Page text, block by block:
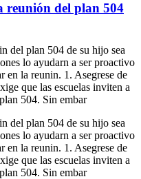
reunión del plan 504
del plan 504 de su hijo sea
lo ayudarn a ser proactivo
en la reunin. 1. Asegrese de
que las escuelas inviten a
504. Sin embar
del plan 504 de su hijo sea
lo ayudarn a ser proactivo
en la reunin. 1. Asegrese de
que las escuelas inviten a
504. Sin embar